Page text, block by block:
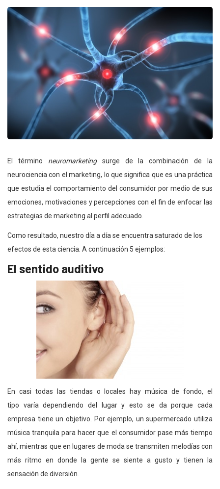
El término neuromarketingsurge de la combinación de la
neurociencia con el marketing, lo que significa que es una práctica
que estudia el comportamiento del consumidor por medio de sus
emociones, motivaciones y percepciones con el fin de enfocar las
estrategias de marketing al perfil adecuado.
Como resultado, nuestro día a día se encuentra saturado de los
efectos de esta ciencia. A continuación 5 ejemplos:
El sentido auditivo
En casi todas las tiendas o locales hay música de fondo, el
tipo varía dependiendo del lugar y esto se da porque cada
empresa tiene un objetivo. Por ejemplo, un supermercado utiliza
música tranquila para hacer que el consumidor pase más tiempo
ahí, mientras que en lugares de moda se transmiten melodías con
más ritmo en donde la gente se siente a gusto y tienen la
sensación de diversión.